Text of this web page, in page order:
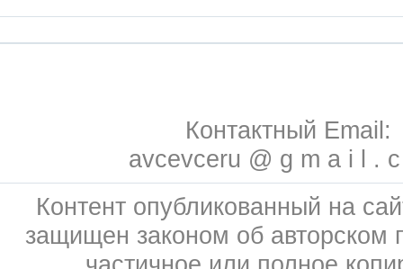
Контактный Email:
avcevceru @ g m a i l .
Контент опубликованный на
защищен законом об авторском